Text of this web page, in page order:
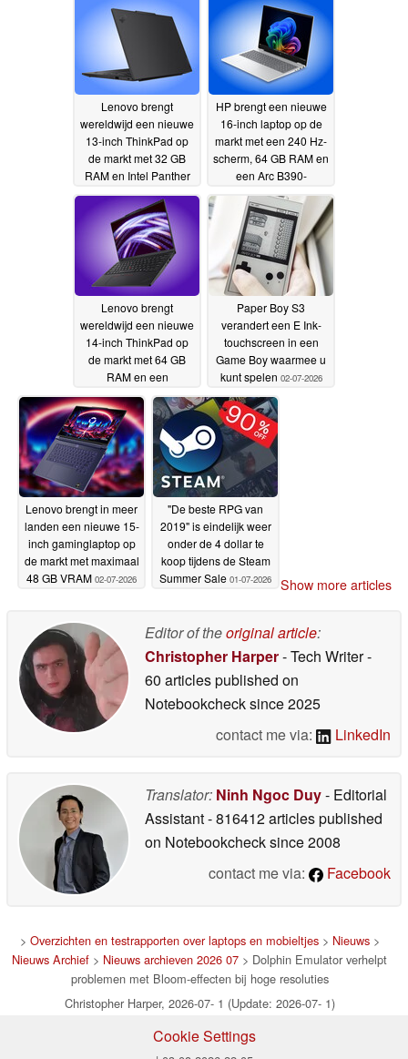
15-07-2026
Lenovo brengt
wereldwijd een nieuwe
13-inch ThinkPad op
de markt met 32 GB
RAM en Intel Panther
Lake-processors03-07-
2026
HP brengt een nieuwe
16-inch laptop op de
markt met een 240 Hz-
scherm, 64 GB RAM en
een Arc B390-
grafische kaart02-07-
2026
Lenovo brengt
wereldwijd een nieuwe
14-inch ThinkPad op
de markt met 64 GB
RAM en een
lichtgewicht behuizing
02-07-2026
Paper Boy S3
verandert een E Ink-
touchscreen in een
Game Boy waarmee u
kunt spelen 02-07-2026
Lenovo brengt in meer
landen een nieuwe 15-
inch gaminglaptop op
de markt met maximaal
48 GB VRAM 02-07-2026
"De beste RPG van
2019" is eindelijk weer
onder de 4 dollar te
koop tijdens de Steam
Summer Sale 01-07-2026 Show more articles
Editor of theoriginal article:
Christopher Harper- Tech Writer-
60 articles published on
Notebookchecksince 2025
contact me via:
LinkedIn
Translator: Ninh Ngoc Duy- Editorial
Assistant- 816412 articles published
on Notebookchecksince 2008
contact me via:
Facebook
> Overzichten en testrapporten over laptops en mobieltjes> Nieuws>
Nieuws Archief > Nieuws archieven 2026 07 > Dolphin Emulator verhelpt
problemen met Bloom-effecten bij hoge resoluties
Christopher Harper, 2026-07- 1 (Update: 2026-07- 1)
Cookie Settings